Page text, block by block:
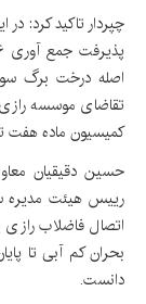
چپردار تاکید کرد:
تقاضای موسسه رازی
کمیسیون ماده هفت
حسین دقیقیان
رییس هیئت مدیره
اتصال فاضلاب رازی
بحران کم آبی تا
دانست.